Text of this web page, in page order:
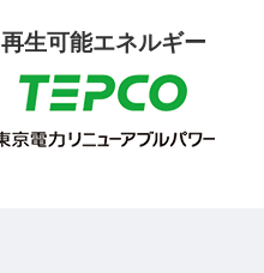
再生可能エネルギー